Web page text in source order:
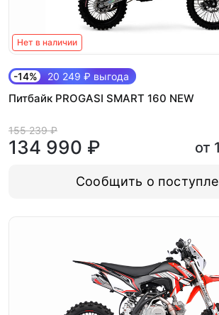
Нет в наличии
-14% 20 249 ₽ выгода
Питбайк PROGASI SMART 160 NEW
155 239 ₽
134 990 ₽ от
Сообщить о